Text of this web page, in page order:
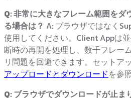
Q: 非常に大きなフレーム範囲をダ
る場合は？ A: ブラウザではなく
使用してください。Client Appは
断時の再開を処理し、数千フレー
リ問題を回避できます。セットア
アップロードとダウンロードを参
Q: ブラウザでダウンロードが止